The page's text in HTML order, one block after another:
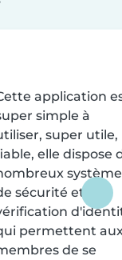
application
simple à
super utile,
elle dispose
sécurité et de
permettent
de se